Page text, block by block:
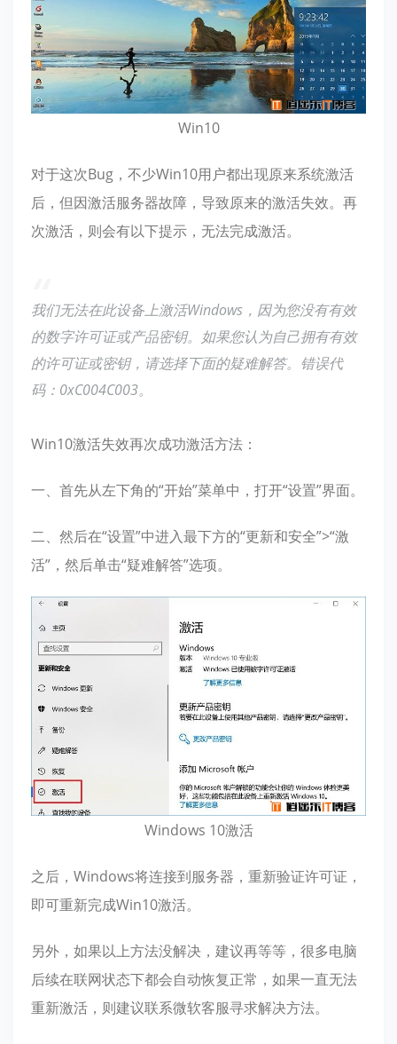
Win10
对于这次Bug，不少Win10用户都出现原来系统激活
后，但因激活服务器故障，导致原来的激活失效。再
次激活，则会有以下提示，无法完成激活。
我们无法在此设备上激活Windows，因为您没有有效
的数字许可证或产品密钥。如果您认为自己拥有有效
的许可证或密钥，请选择下面的疑难解答。错误代
码：0xC004C003。
Win10激活失效再次成功激活方法：
一、首先从左下角的“开始”菜单中，打开“设置”界面。
二、然后在“设置”中进入最下方的“更新和安全”>“激
活”，然后单击“疑难解答”选项。
Windows 10激活
之后，Windows将连接到服务器，重新验证许可证，
即可重新完成Win10激活。
另外，如果以上方法没解决，建议再等等，很多电脑
后续在联网状态下都会自动恢复正常，如果一直无法
重新激活，则建议联系微软客服寻求解决方法。